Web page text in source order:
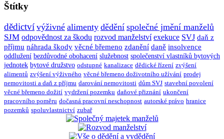
Štítky
dědictví výživné alimenty dědění společné jmění manželů
SJM odpovědnost za škodu rozvod manželství exekuce SVJ daň z
příjmu náhrada škody věcné břemeno zdanění daně insolvence
oddlužení bezdůvodné obohacení služebnost společenství vlastníků bytových
jednotek bytové družstvo odstupné kanalizace dědické řízení zvýšení
alimentů zvýšení výživného věcné břemeno doživotního užívání prodej
nemovitosti a daň z příjmu darování nemovitosti dům SVJ stavební povolení
věcné břemeno dožití vydržení pozemku daňové přiznání ukončení
pracovního poměru dočasná pracovní neschopnost autorské právo hranice
pozemků spoluvlastnictví zubař